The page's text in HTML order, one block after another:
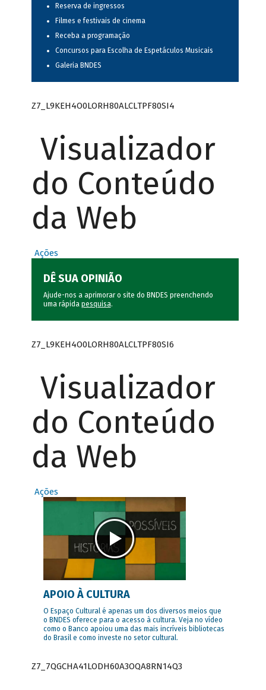
Reserva de ingressos
Filmes e festivais de cinema
Receba a programação
Concursos para Escolha de Espetáculos Musicais
Galeria BNDES
Z7_L9KEH4O0LORH80ALCLTPF80SI4
Visualizador
do Conteúdo
da Web
Ações
DÊ SUA OPINIÃO
Ajude-nos a aprimorar o site do BNDES preenchendo
uma rápida pesquisa.
Z7_L9KEH4O0LORH80ALCLTPF80SI6
Visualizador
do Conteúdo
da Web
Ações
APOIO À CULTURA
O Espaço Cultural é apenas um dos diversos meios que
o BNDES oferece para o acesso à cultura. Veja no vídeo
como o Banco apoiou uma das mais incríveis bibliotecas
do Brasil e como investe no setor cultural.
Z7_7QGCHA41LODH60A3OQA8RN14Q3